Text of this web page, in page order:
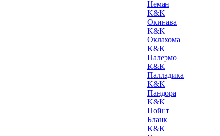
Неман
K&K
Окинава
K&K
Оклахома
K&K
Палермо
K&K
Палладика
K&K
Пандора
K&K
Пойнт
Бланк
K&K